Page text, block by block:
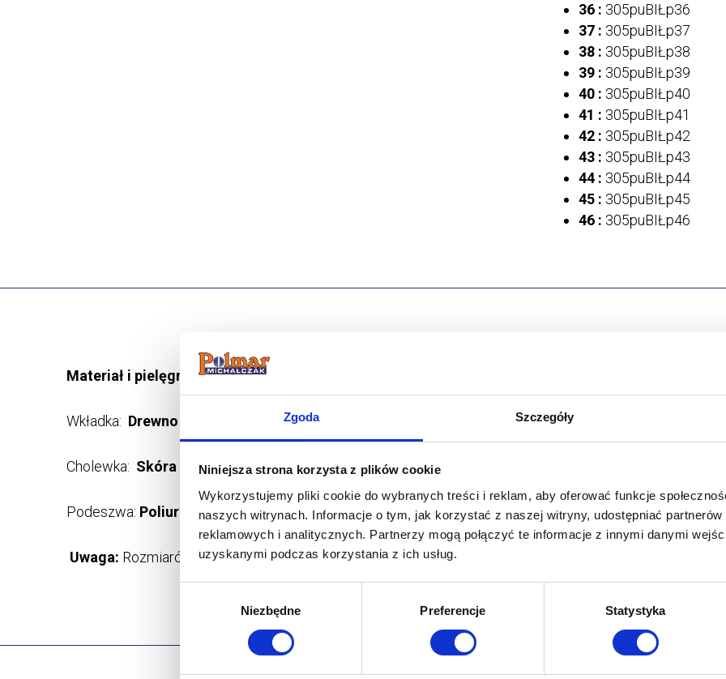
Zgoda Szczegóły
Niniejsza strona korzysta z plików cookie
Wykorzystujemy pliki cookie do wybranych treści i reklam, aby oferować funkcje
naszych witrynach. Informacje o tym, jak korzystać z naszej witryny, udostępniać partnerów
reklamowych i analitycznych. Partnerzy mogą połączyć te informacje z innymi danymi
uzyskanymi podczas korzystania z ich usług.
Niezbędne Preferencje Statystyka
36 : 305puBIŁp36
37 : 305puBIŁp37
38 : 305puBIŁp38
39 : 305puBIŁp39
40 : 305puBIŁp40
41 : 305puBIŁp41
42 : 305puBIŁp42
43 : 305puBIŁp43
44 : 305puBIŁp44
45 : 305puBIŁp45
46 : 305puBIŁp46
Materiał i pielęgnacja
Wkładka: Drewno topolowe
Cholewka: Skóra naturalna powlekana
Podeszwa: Poliuretan
Wyprodukowano w:Polska
Model:
Uwaga: Rozmiarówka zawyżona. Proszę wybierać jeden rozmiar mniejszy od standardowego.